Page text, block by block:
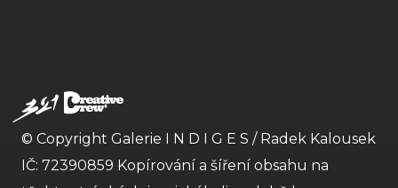
© Copyright Galerie I N D I G E S / Radek Kalousek
IČ: 72390859 Kopírování a šíření obsahu na